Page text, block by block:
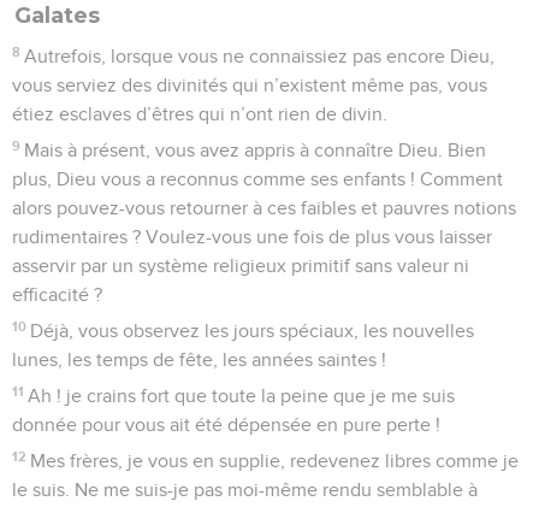
Galates
8 Autrefois, lorsque vous ne connaissiez pas encore Dieu,
vous serviez des divinités qui n’existent même pas, vous
étiez esclaves d’êtres qui n’ont rien de divin.
9 Mais à présent, vous avez appris à connaître Dieu. Bien
plus, Dieu vous a reconnus comme ses enfants ! Comment
alors pouvez-vous retourner à ces faibles et pauvres notions
rudimentaires ? Voulez-vous une fois de plus vous laisser
asservir par un système religieux primitif sans valeur ni
efficacité ?
10 Déjà, vous observez les jours spéciaux, les nouvelles
lunes, les temps de fête, les années saintes !
11 Ah ! je crains fort que toute la peine que je me suis
donnée pour vous ait été dépensée en pure perte !
12 Mes frères, je vous en supplie, redevenez libres comme je
le suis. Ne me suis-je pas moi-même rendu semblable à